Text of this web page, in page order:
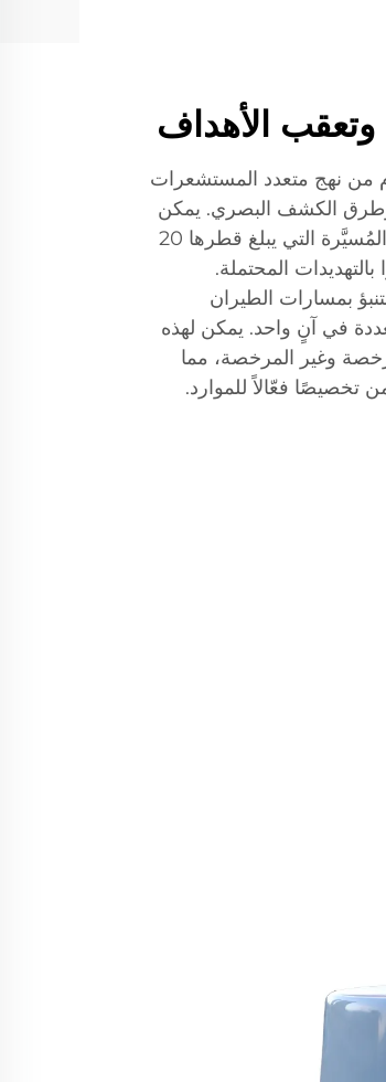
الأهداف
من نهج متعدد المستشعرات
وطرق الكشف البصري. يمكن
لهذا النظام الشامل للكشف تحديد الطائرات المُسيَّرة التي يبلغ قطرها 20
المحتملة.
بمسارات الطيران
في آنٍ واحد. يمكن لهذه
وغير المرخصة، مما
تخصيصًا فعّالاً للموارد.